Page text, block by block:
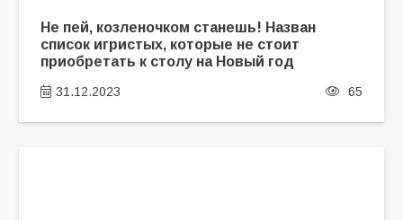
Не пей, козленочком станешь! Назван
список игристых, которые не стоит
приобретать к столу на Новый год
31.12.2023 65